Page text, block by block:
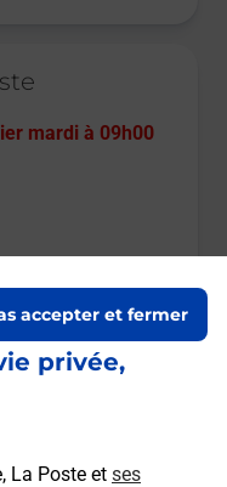
privée,
La Poste et ses
accepter et fermer
mardi à 09h00